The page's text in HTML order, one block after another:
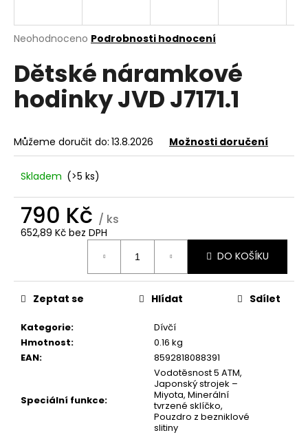
Průměrné
produktu
je
0,0
Neohodnoceno Podrobnosti hodnocení
Dětské náramkové
hodinky JVD J7171.1
Můžeme doručit do: 13.8.2026 Možnosti doručení
Skladem (>5 ks)
790 Kč / ks
652,89 Kč bez DPH
DO KOŠÍKU
Kategorie:
Dívčí
Hmotnost:
0.16 kg
EAN: 8592818088391
Speciální funkce:
Vodotěsnost 5 ATM,
Japonský strojek –
Miyota, Minerální
tvrzené sklíčko,
Pouzdro z bezniklové
slitiny
Zeptat se Hlídat Sdílet
j
t
?
HLEDAT
o
r
u
u
e